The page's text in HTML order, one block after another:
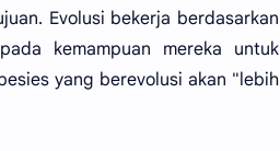
Evolusi bekerja berdasarkan
kemampuan mereka untuk
yang berevolusi akan "lebih